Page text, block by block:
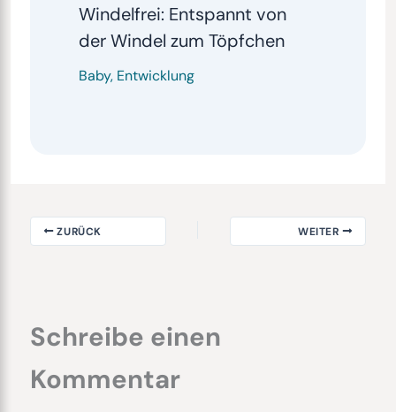
Windelfrei: Entspannt von
der Windel zum Töpfchen
Baby, Entwicklung
ZURÜCK WEITER
Schreibe einen
Kommentar